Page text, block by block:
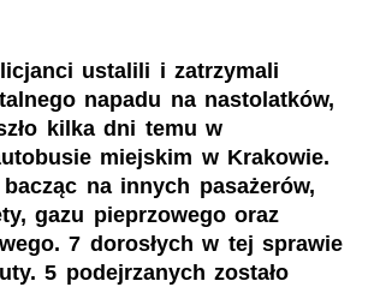
ustalili i zatrzymali
napadu na nastolatków,
kilka dni temu w
miejskim w Krakowie.
na innych pasażerów,
gazu pieprzowego oraz
7 dorosłych w tej sprawie
5 podejrzanych zostało